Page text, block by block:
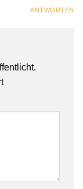
ANTWORTEN